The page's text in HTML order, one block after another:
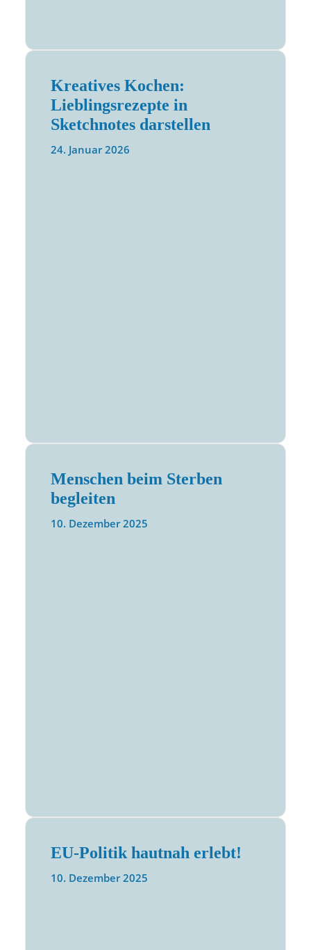
Kreatives Kochen:
Lieblingsrezepte in
Sketchnotes darstellen
24. Januar 2026
Menschen beim Sterben
begleiten
10. Dezember 2025
EU-Politik hautnah erlebt!
10. Dezember 2025